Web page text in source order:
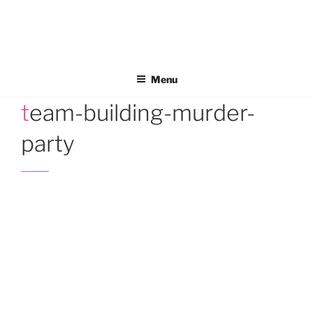
Menu
team-building-murder-
party